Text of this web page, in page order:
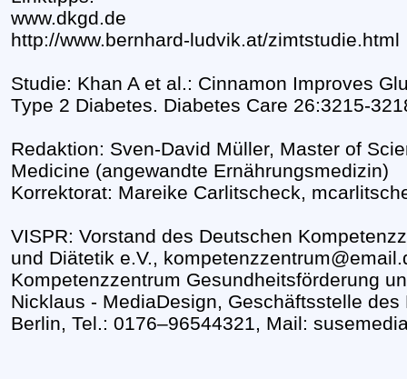
www.dkgd.de
http://www.bernhard-ludvik.at/zimtstudie.html
Studie: Khan A et al.: Cinnamon Improves
Type 2 Diabetes. Diabetes Care 26:3215-
Redaktion: Sven-David Müller, Master of
Medicine (angewandte Ernährungsmedizin)
Korrektorat: Mareike Carlitscheck,
VISPR: Vorstand des Deutschen
und Diätetik e.V.,
Kompetenzzentrum Gesundheitsförderung
Nicklaus - MediaDesign, Geschäftsstelle
Berlin, Tel.: 0176–96544321, Mail: